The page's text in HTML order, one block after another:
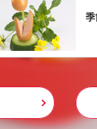
季